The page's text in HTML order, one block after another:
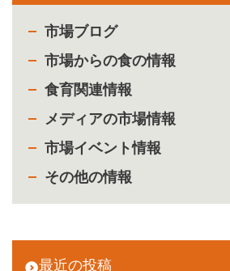
市場ブログ
市場からの食の情報
食育関連情報
メディアの市場情報
市場イベント情報
その他の情報
最近の投稿